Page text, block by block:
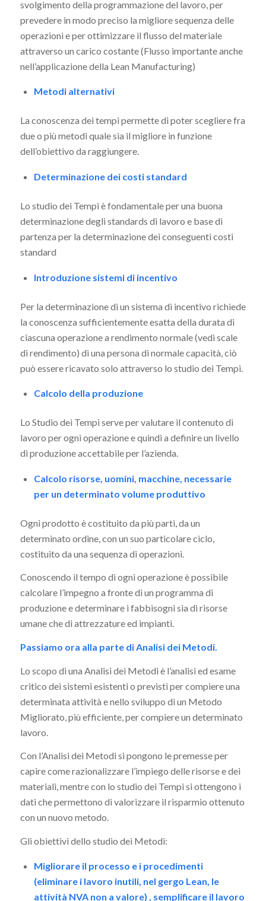
svolgimento della programmazione del lavoro, per
prevedere in modo preciso la migliore sequenza delle
operazioni e per ottimizzare il flusso del materiale
attraverso un carico costante (Flusso importante anche
nell’applicazione della Lean Manufacturing)
Metodi alternativi
La conoscenza dei tempi permette di poter scegliere fra
due o più metodi quale sia il migliore in funzione
dell’obiettivo da raggiungere.
Determinazione dei costi standard
Lo studio dei Tempi è fondamentale per una buona
determinazione degli standards di lavoro e base di
partenza per la determinazione dei conseguenti costi
standard
Introduzione sistemi di incentivo
Per la determinazione di un sistema di incentivo richiede
la conoscenza sufficientemente esatta della durata di
ciascuna operazione a rendimento normale (vedi scale
di rendimento) di una persona di normale capacità, ciò
può essere ricavato solo attraverso lo studio dei Tempi.
Calcolo della produzione
Lo Studio dei Tempi serve per valutare il contenuto di
lavoro per ogni operazione e quindi a definire un livello
di produzione accettabile per l’azienda.
Calcolo risorse, uomini, macchine, necessarie
per un determinato volume produttivo
Ogni prodotto è costituito da più parti, da un
determinato ordine, con un suo particolare ciclo,
costituito da una sequenza di operazioni.
Conoscendo il tempo di ogni operazione è possibile
calcolare l’impegno a fronte di un programma di
produzione e determinare i fabbisogni sia di risorse
umane che di attrezzature ed impianti.
Passiamo ora alla parte di Analisi dei Metodi.
Lo scopo di una Analisi dei Metodi è l’analisi ed esame
critico dei sistemi esistenti o previsti per compiere una
determinata attività e nello sviluppo di un Metodo
Migliorato, più efficiente, per compiere un determinato
lavoro.
Con l’Analisi dei Metodi si pongono le premesse per
capire come razionalizzare l’impiego delle risorse e dei
materiali, mentre con lo studio dei Tempi si ottengono i
dati che permettono di valorizzare il risparmio ottenuto
con un nuovo metodo.
Gli obiettivi dello studio dei Metodi:
Migliorare il processo e i procedimenti
(eliminare i lavoro inutili, nel gergo Lean, le
attività NVA non a valore) , semplificare il lavoro